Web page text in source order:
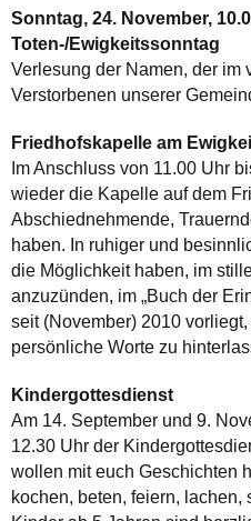
Sonntag, 24. November,
Toten-/Ewigkeitssonntag
Verlesung der Namen, der im
Verstorbenen unserer
Friedhofskapelle am
Im Anschluss von 11.00 Uhr
wieder die Kapelle auf dem
Abschiednehmende,
haben. In ruhiger und
die Möglichkeit haben, im
anzuzünden, im „Buch der
seit (November) 2010
persönliche Worte zu
Kindergottesdienst
Am 14. September und 9.
12.30 Uhr der
wollen mit euch Geschichten
kochen, beten, feiern,